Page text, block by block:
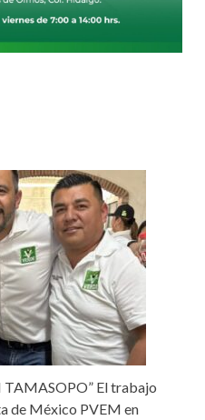
TAMASOPO” El trabajo
de México PVEM en